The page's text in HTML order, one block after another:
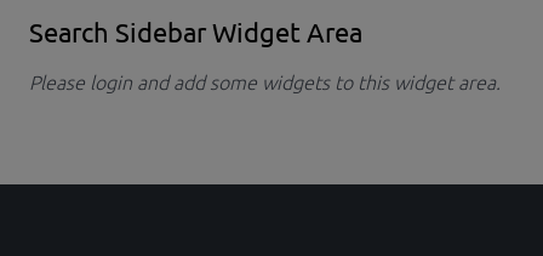
Search Sidebar Widget Area
Please login and add some widgets to this widget area.